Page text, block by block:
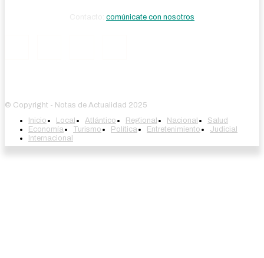
comúnicate con nosotros
© Copyright - Notas de Actualidad 2025
Inicio
Local Atlántico Regional Nacional
Salud
Economía
Turismo Política Entretenimiento
Judicial
Internacional